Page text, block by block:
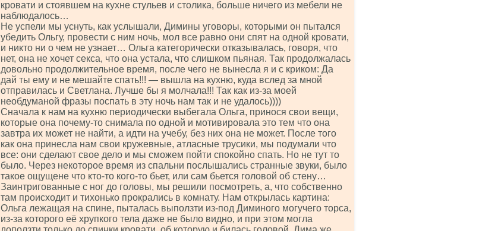
кровати и стоявшем на кухне стульев и столика, больше ничего из мебели не
наблюдалось…
Не успели мы уснуть, как услышали, Димины уговоры, которыми он пытался
убедить Ольгу, провести с ним ночь, мол все равно они спят на одной кровати,
и никто ни о чем не узнает… Ольга категорически отказывалась, говоря, что
нет, она не хочет секса, что она устала, что слишком пьяная. Так продолжалась
довольно продолжительное время, после чего не вынесла я и с криком: Да
дай ты ему и не мешайте спать!!! — вышла на кухню, куда вслед за мной
отправилась и Светлана. Лучше бы я молчала!!! Так как из-за моей
необдуманой фразы поспать в эту ночь нам так и не удалось))))
Сначала к нам на кухню периодически выбегала Ольга, принося свои вещи,
которые она почему-то снимала по одной и мотивировала это тем что она
завтра их может не найти, а идти на учебу, без них она не может. После того
как она принесла нам свои кружевные, атласные трусики, мы подумали что
все: они сделают свое дело и мы сможем пойти спокойно спать. Но не тут то
было. Через некоторое время из спальни послышались странные звуки, было
такое ощущене что кто-то кого-то бьет, или сам бьется головой об стену…
Заинтригованные с ног до головы, мы решили посмотреть, а, что собственно
там происходит и тихонько прокрались в комнату. Нам открылась картина:
Ольга лежащая на спине, пыталась выползти из-под Диминого могучего торса,
из-за которого её хрупкого тела даже не было видно, и при этом могла